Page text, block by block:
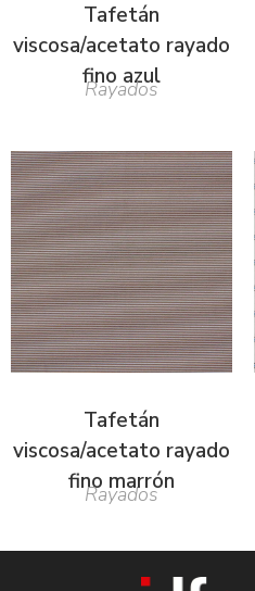
Tafetán
viscosa/acetato rayado
fino azul
Rayados
Tafetán
viscosa/acetato rayado
fino marrón
Rayados